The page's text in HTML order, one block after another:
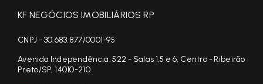
KF NEGÓCIOS IMOBILIÁRIOS RP
CNPJ - 30.683.877/0001-95
Avenida Independência, 522 - Salas 1,5 e 6, Centro - Ribeirão
Preto/SP, 14010-210